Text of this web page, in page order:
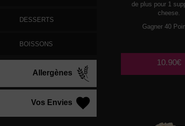
DESSERTS
BOISSONS
Allergènes
Vos Envies
de plus pour 1
cheese.
Gagner 40
10.90€